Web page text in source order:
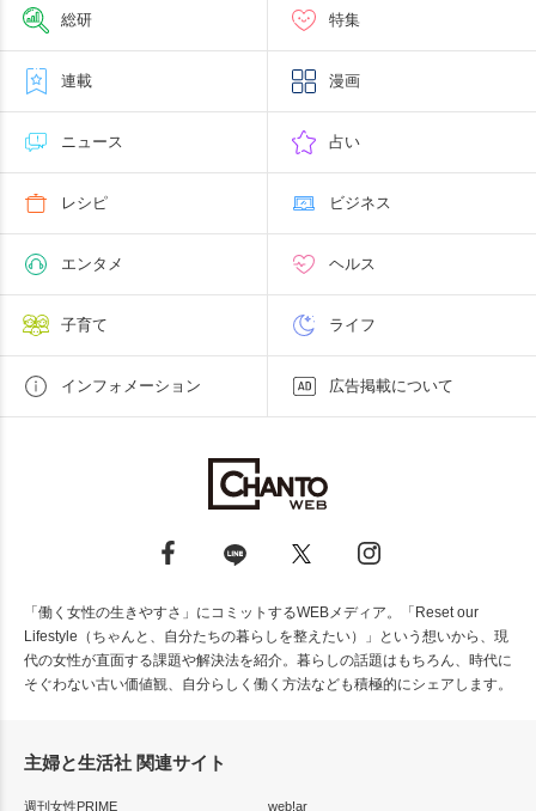
総研 特集
連載 漫画
ニュース 占い
レシピ ビジネス
エンタメ ヘルス
子育て ライフ
インフォメーション 広告掲載について
「働く女性の生きやすさ」にコミットするWEBメディア。「Reset our
Lifestyle（ちゃんと、自分たちの暮らしを整えたい）」という想いから、現
代の女性が直面する課題や解決法を紹介。暮らしの話題はもちろん、時代に
そぐわない古い価値観、自分らしく働く方法なども積極的にシェアします。
主婦と生活社 関連サイト
週刊女性PRIME web!ar